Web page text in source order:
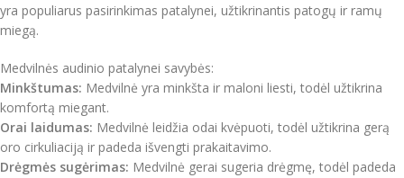
yra populiarus pasirinkimas patalynei, užtikrinantis patogų ir ramų
miegą.
Medvilnės audinio patalynei savybės:
Minkštumas: Medvilnė yra minkšta ir maloni liesti, todėl užtikrina
komfortą miegant.
Orai laidumas: Medvilnė leidžia odai kvėpuoti, todėl užtikrina gerą
oro cirkuliaciją ir padeda išvengti prakaitavimo.
Drėgmės sugėrimas: Medvilnė gerai sugeria drėgmę, todėl padeda